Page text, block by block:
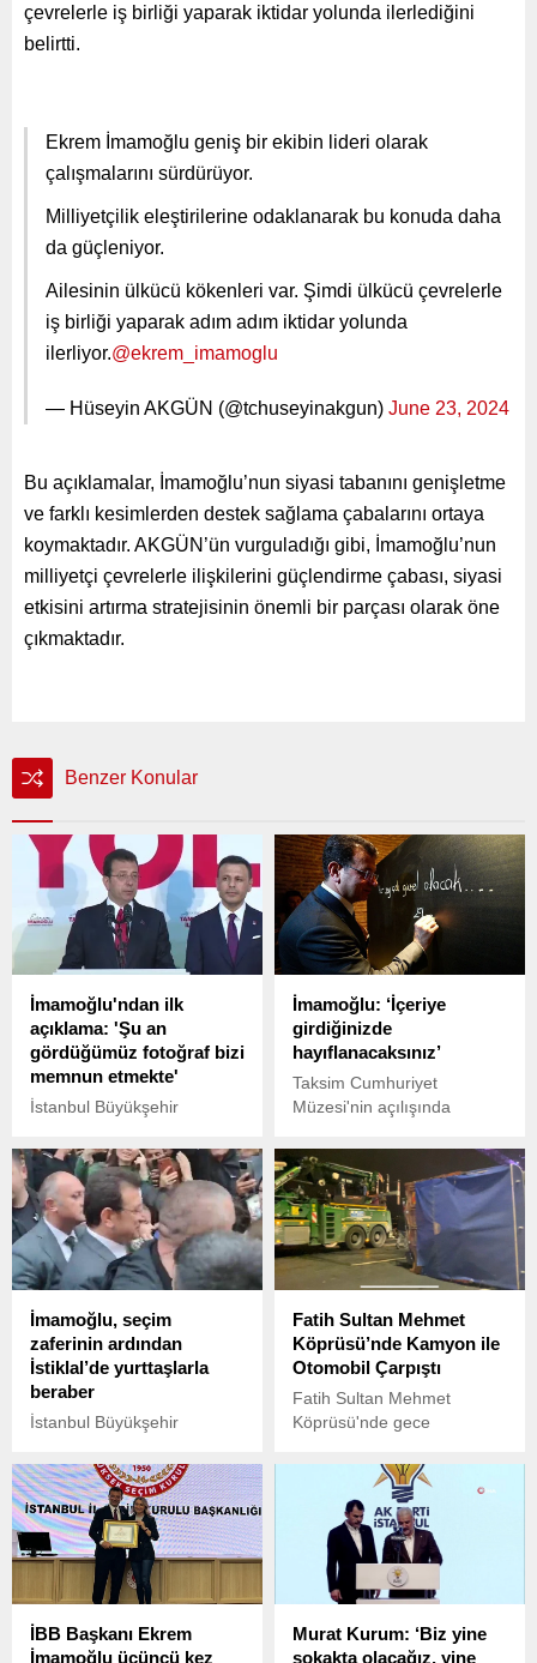
çevrelerle iş birliği yaparak iktidar yolunda ilerlediğini
belirtti.
Ekrem İmamoğlu geniş bir ekibin lideri olarak
çalışmalarını sürdürüyor.
Milliyetçilik eleştirilerine odaklanarak bu konuda daha
da güçleniyor.
Ailesinin ülkücü kökenleri var. Şimdi ülkücü çevrelerle
iş birliği yaparak adım adım iktidar yolunda
ilerliyor.@ekrem_imamoglu
— Hüseyin AKGÜN (@tchuseyinakgun) June 23, 2024
Bu açıklamalar, İmamoğlu’nun siyasi tabanını genişletme
ve farklı kesimlerden destek sağlama çabalarını ortaya
koymaktadır. AKGÜN’ün vurguladığı gibi, İmamoğlu’nun
milliyetçi çevrelerle ilişkilerini güçlendirme çabası, siyasi
etkisini artırma stratejisinin önemli bir parçası olarak öne
çıkmaktadır.
Benzer Konular
İmamoğlu'ndan ilk
açıklama: 'Şu an
gördüğümüz fotoğraf bizi
memnun etmekte'
İstanbul Büyükşehir
Ekrem İmamoğlu, seçim
sonuçlarına ilişkin yaptığı ilk
açıklamada Şu an
gördüğümüz fotoğraf bizi
memnun etmekte dedi.
İmamoğlu: ‘İçeriye
girdiğinizde
hayıflanacaksınız’
Taksim Cumhuriyet
Müzesi'nin açılışında
Böylesi bir mekandan niçin
uzak tutulduk ya da bu
mekanı, bu şekliyle niye
uzun yıllar kullanamadık
diye hayıflanacaksınız dedi.
İmamoğlu, seçim
zaferinin ardından
İstiklal’de yurttaşlarla
beraber
İstanbul Büyükşehir
İmamoğlu, 31 Mart
seçimlerinden sonra bugün
İstiklal’e çıktı, yurttaşlarla
sevincini paylaştı.
Fatih Sultan Mehmet
Köprüsü’nde Kamyon ile
Otomobil Çarpıştı
Fatih Sultan Mehmet
Köprüsü'nde gece
kazada, kamyon ile
otomobil çarpıştı. Kazada 2
kişi yaralandı. Kaza sonrası
köprü üzerinde trafik
yoğunluğu yaşandı. Polis
ekipleri olayla ilgili inceleme
İBB Başkanı Ekrem
İmamoğlu üçüncü kez
Murat Kurum: ‘Biz yine
sokakta olacağız, yine